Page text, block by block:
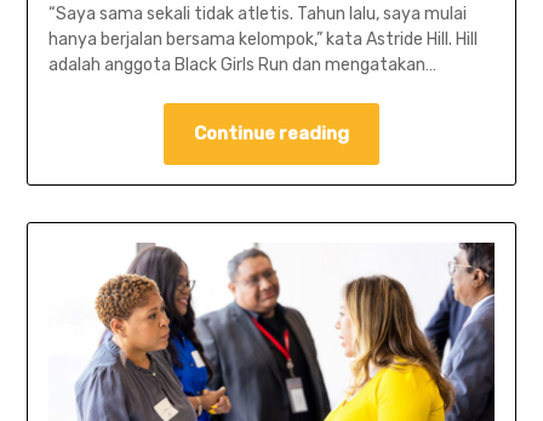
“Saya sama sekali tidak atletis. Tahun lalu, saya mulai
hanya berjalan bersama kelompok,” kata Astride Hill. Hill
adalah anggota Black Girls Run dan mengatakan…
Continue reading